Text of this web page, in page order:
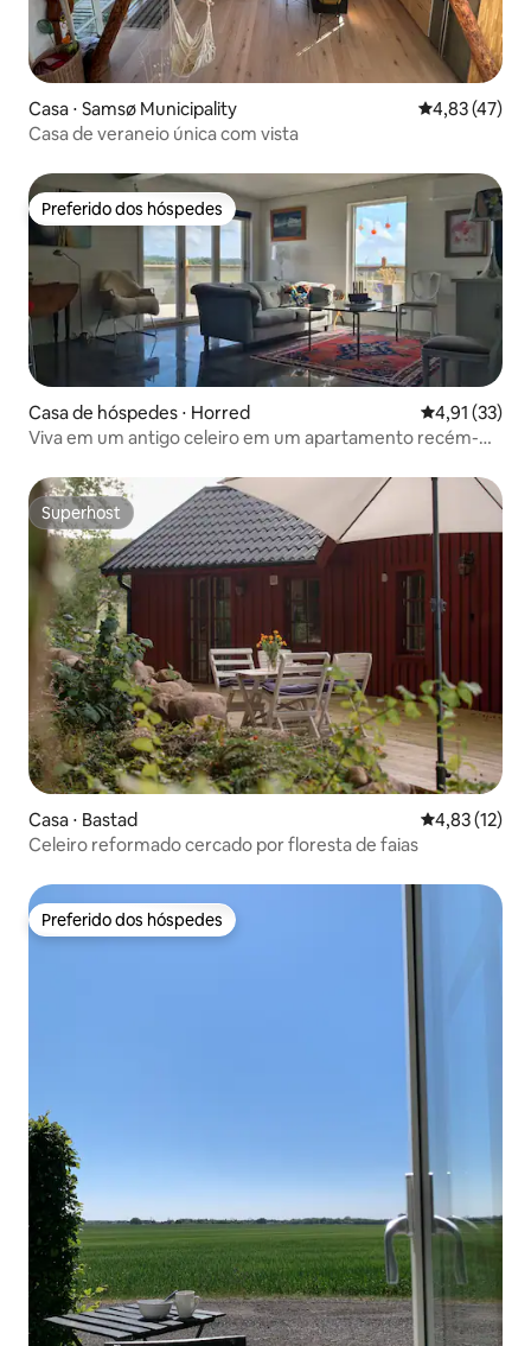
Casa ⋅ Samsø Municipality 4,83 de uma
4,83 (47)
Casa de veraneio única com vista
Preferido dos hóspedes
Preferido dos hóspedes
Casa de hóspedes ⋅ Horred 4,91 de uma
4,91 (33)
Viva em um antigo celeiro em um apartamento recém-
Superhost
Superhost
Casa ⋅ Bastad 4,83 de uma
4,83 (12)
Celeiro reformado cercado por floresta de faias
Preferido dos hóspedes
Preferido dos hóspedes